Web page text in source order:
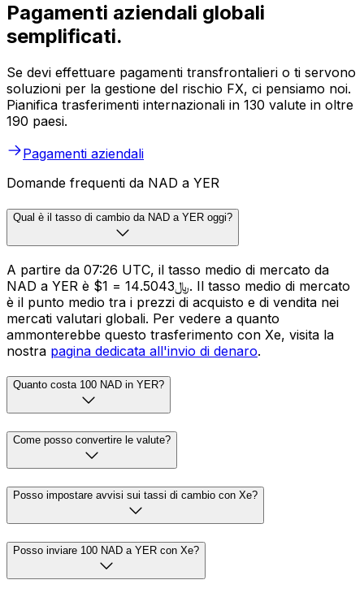
Pagamenti aziendali globali
semplificati.
Se devi effettuare pagamenti transfrontalieri o ti servono
soluzioni per la gestione del rischio FX, ci pensiamo noi.
Pianifica trasferimenti internazionali in 130 valute in oltre
190 paesi.
Pagamenti aziendali
Domande frequenti da NAD a YER
Qual è il tasso di cambio da NAD a YER oggi?
A partire da 07:26 UTC, il tasso medio di mercato da
NAD a YER è $1 = ﷼14.5043. Il tasso medio di mercato
è il punto medio tra i prezzi di acquisto e di vendita nei
mercati valutari globali. Per vedere a quanto
ammonterebbe questo trasferimento con Xe, visita la
nostra pagina dedicata all'invio di denaro.
Quanto costa 100 NAD in YER?
Come posso convertire le valute?
Posso impostare avvisi sui tassi di cambio con Xe?
Posso inviare 100 NAD a YER con Xe?